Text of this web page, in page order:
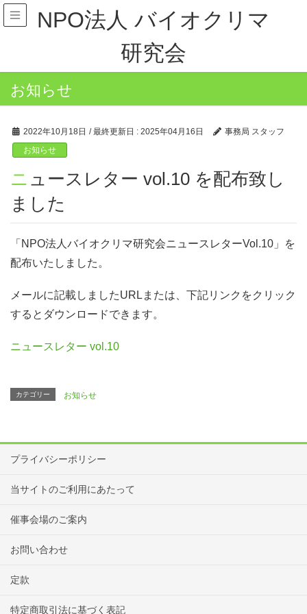
NPO法人 バイオクリマ
研究会
お知らせ
2022年10月18日 / 最終更新日 : 2025年04月16日
事務局 スタッフ
お知らせ
ニュースレター vol.10 を配布致し
ました
「NPO法人バイオクリマ研究会ニュースレターVol.10」を
配布いたしました。
メールに記載しましたURLまたは、下記リンクをクリック
するとダウンロードできます。
ニュースレター vol.10
カテゴリー お知らせ
プライバシーポリシー
当サイトのご利用にあたって
催事会場のご案内
お問い合わせ
定款
特定商取引法に基づく表記